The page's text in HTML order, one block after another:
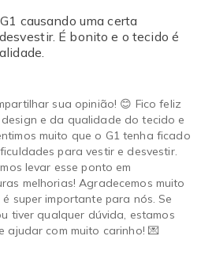
causando uma certa
É bonito e o tecido é
sua opinião! 😊 Fico feliz
e da qualidade do tecido e
muito que o G1 tenha ficado
para vestir e desvestir.
levar esse ponto em
melhorias! Agradecemos muito
super importante para nós. Se
tiver qualquer dúvida, estamos
ajudar com muito carinho! 💌